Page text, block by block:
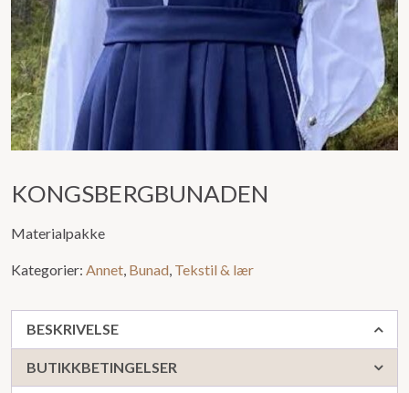
KONGSBERGBUNADEN
Materialpakke
Kategorier: Annet Bunad Tekstil & lær
BESKRIVELSE
BUTIKKBETINGELSER